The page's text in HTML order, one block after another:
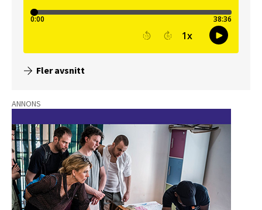
Fler avsnitt
ANNONS